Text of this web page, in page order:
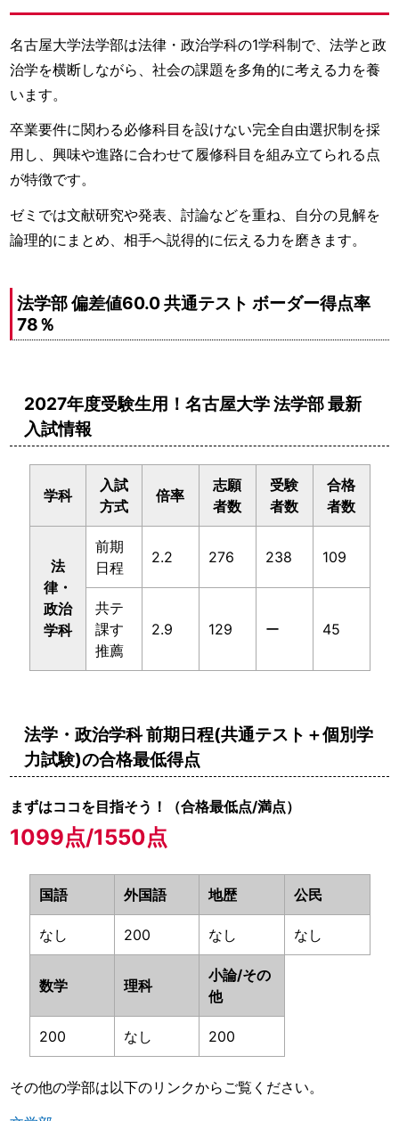
名古屋大学法学部は法律・政治学科の1学科制で、法学と政
治学を横断しながら、社会の課題を多角的に考える力を養
います。
卒業要件に関わる必修科目を設けない完全自由選択制を採
用し、興味や進路に合わせて履修科目を組み立てられる点
が特徴です。
ゼミでは文献研究や発表、討論などを重ね、自分の見解を
論理的にまとめ、相手へ説得的に伝える力を磨きます。
法学部 偏差値60.0 共通テスト ボーダー得点率
78％
2027年度受験生用！名古屋大学 法学部 最新
入試情報
学科
入試
方式
倍率
志願
者数
受験
者数
合格
者数
法
律・
政治
学科
前期
日程
2.2 276 238 109
共テ
課す
推薦
2.9 129 ー 45
法学・政治学科 前期日程(共通テスト＋個別学
力試験)の合格最低得点
まずはココを目指そう！（合格最低点/満点）
1099点/1550点
国語 外国語 地歴 公民
なし 200 なし なし
数学 理科
小論/その
他
200 なし 200
その他の学部は以下のリンクからご覧ください。